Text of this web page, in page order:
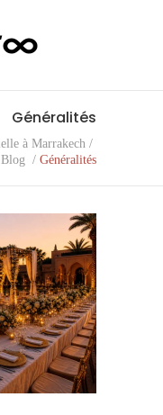
Généralités
à Marrakech /
Blog / Généralités